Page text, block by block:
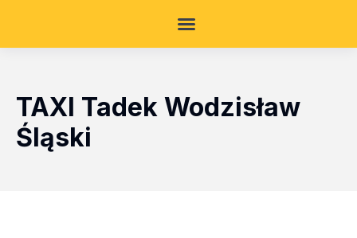
TAXI Tadek Wodzisław
Śląski